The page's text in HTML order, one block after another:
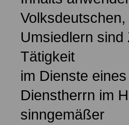
Umsiedlern
Tätigkeit
im Dienste
Dienstherrn im
sinngemäßer